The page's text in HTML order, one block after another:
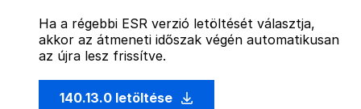
Ha a régebbi ESR verzió letöltését választja,
akkor az átmeneti időszak végén automatikusan
az újra lesz frissítve.
140.13.0 letöltése